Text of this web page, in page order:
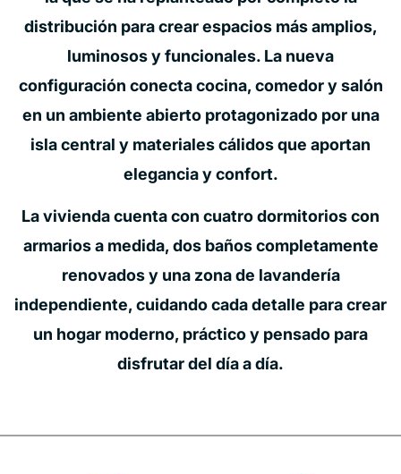
distribución para crear espacios más amplios,
luminosos y funcionales. La nueva
configuración conecta cocina, comedor y salón
en un ambiente abierto protagonizado por una
isla central y materiales cálidos que aportan
elegancia y confort.
La vivienda cuenta con cuatro dormitorios con
armarios a medida, dos baños completamente
renovados y una zona de lavandería
independiente, cuidando cada detalle para crear
un hogar moderno, práctico y pensado para
disfrutar del día a día.